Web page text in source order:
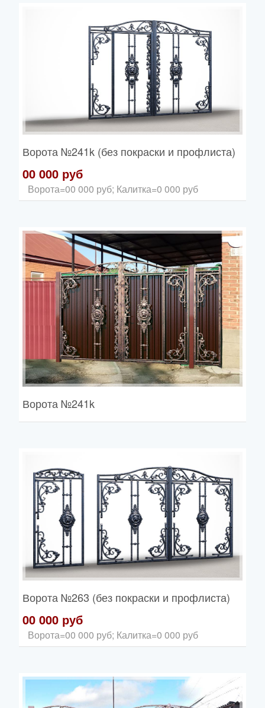
Ворота№241k (без покраски и профлиста)
00 000 руб
Ворота=00 000 руб; Калитка=0 000 руб
Ворота№241k
Ворота№263 (без покраски и профлиста)
00 000 руб
Ворота=00 000 руб; Калитка=0 000 руб